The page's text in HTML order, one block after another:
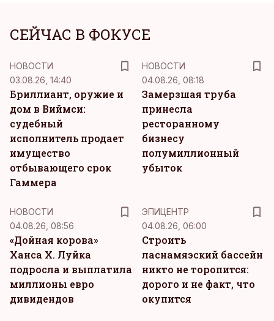
СЕЙЧАС В ФОКУСЕ
НОВОСТИ
03.08.26, 14:40
Бриллиант, оружие и
дом в Виймси:
судебный
исполнитель продает
имущество
отбывающего срок
Гаммера
НОВОСТИ
04.08.26, 08:18
Замерзшая труба
принесла
ресторанному
бизнесу
полумиллионный
убыток
НОВОСТИ
04.08.26, 08:56
«Дойная корова»
Ханса Х. Луйка
подросла и выплатила
миллионы евро
дивидендов
ЭПИЦЕНТР
04.08.26, 06:00
Строить
ласнамяэский бассейн
никто не торопится:
дорого и не факт, что
окупится